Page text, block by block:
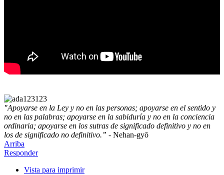
"Apoyarse en la Ley y no en las personas; apoyarse en el sentido y
no en las palabras; apoyarse en la sabiduría y no en la conciencia
ordinaria; apoyarse en los sutras de significado definitivo y no en
los de significado no definitivo.” - Nehan-gyō
Arriba
Responder
Vista para imprimir